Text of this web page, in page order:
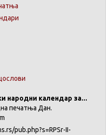
народни календар за...
печатња Дан.
pub.php?s=RPSr-II-